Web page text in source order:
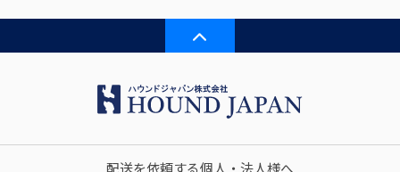
配送を依頼する個人・法人様へ